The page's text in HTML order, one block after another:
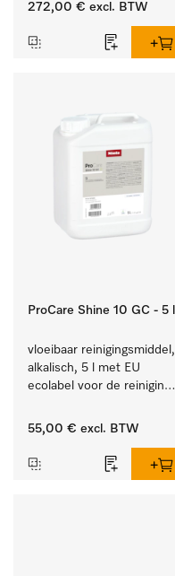
272,00 € excl. BTW
ProCare Shine 10 GC - 5 l
vloeibaar reinigingsmiddel,
alkalisch, 5 l met EU
ecolabel voor de reiniging
serviesgoed, bestek en
55,00 € excl. BTW